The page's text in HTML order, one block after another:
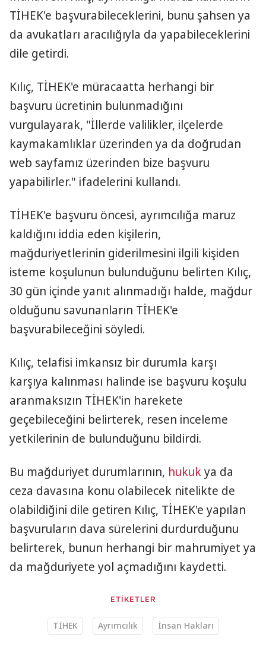
TİHEK'e başvurabileceklerini, bunu şahsen ya
da avukatları aracılığıyla da yapabileceklerini
dile getirdi.
Kılıç, TİHEK'e müracaatta herhangi bir
başvuru ücretinin bulunmadığını
vurgulayarak, "İllerde valilikler, ilçelerde
kaymakamlıklar üzerinden ya da doğrudan
web sayfamız üzerinden bize başvuru
yapabilirler." ifadelerini kullandı.
TİHEK'e başvuru öncesi, ayrımcılığa maruz
kaldığını iddia eden kişilerin,
mağduriyetlerinin giderilmesini ilgili kişiden
isteme koşulunun bulunduğunu belirten Kılıç,
30 gün içinde yanıt alınmadığı halde, mağdur
olduğunu savunanların TİHEK'e
başvurabileceğini söyledi.
Kılıç, telafisi imkansız bir durumla karşı
karşıya kalınması halinde ise başvuru koşulu
aranmaksızın TİHEK'in harekete
geçebileceğini belirterek, resen inceleme
yetkilerinin de bulunduğunu bildirdi.
Bu mağduriyet durumlarının, hukukya da
ceza davasına konu olabilecek nitelikte de
olabildiğini dile getiren Kılıç, TİHEK'e yapılan
başvuruların dava sürelerini durdurduğunu
belirterek, bunun herhangi bir mahrumiyet ya
da mağduriyete yol açmadığını kaydetti.
ETİKETLER
TİHEK Ayrımcılık İnsan Hakları